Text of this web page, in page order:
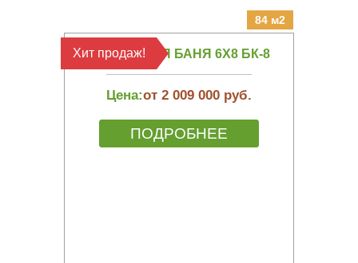
84 м2
КАРКАСНАЯ БАНЯ 6Х8 БК-8
Цена:от 2 009 000 руб.
ПОДРОБНЕЕ
Хит продаж!